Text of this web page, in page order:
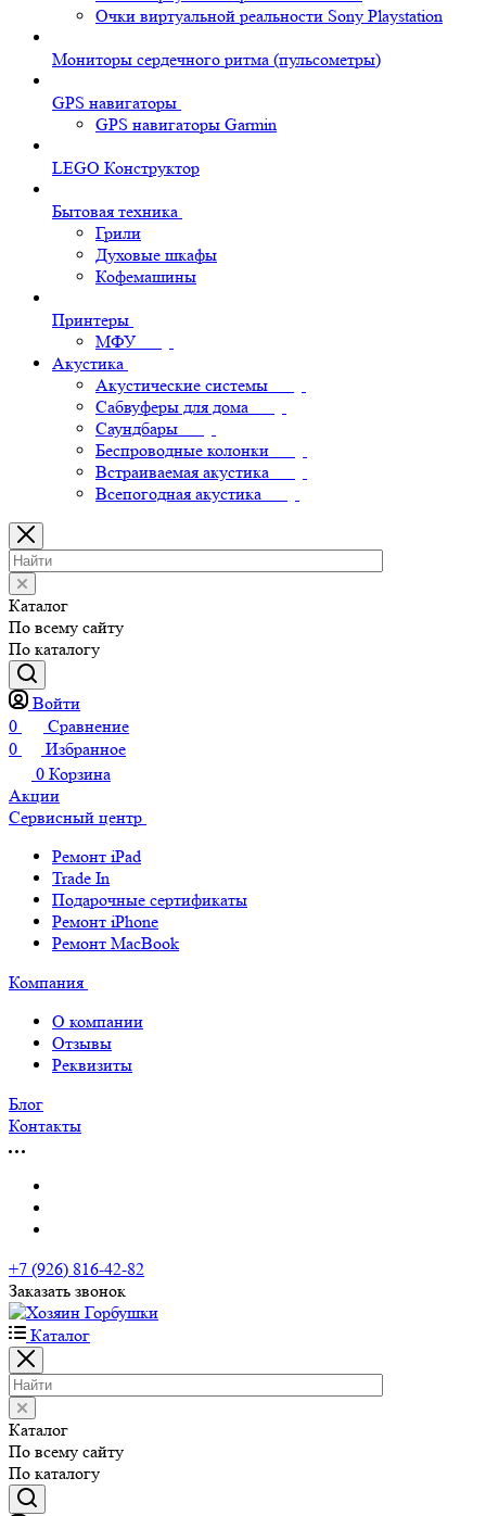
Очки виртуальной реальности Sony Playstation
Мониторы сердечного ритма (пульсометры)
GPS навигаторы
GPS навигаторы Garmin
LEGO Конструктор
Бытовая техника
Грили
Духовые шкафы
Кофемашины
Принтеры
МФУ
Акустика
Акустические системы
Сабвуферы для дома
Саундбары
Беспроводные колонки
Встраиваемая акустика
Всепогодная акустика
Каталог
По всему сайту
По каталогу
Войти
0
Сравнение
0
Избранное
0 Корзина
Акции
Сервисный центр
Ремонт iPad
Trade In
Подарочные сертификаты
Ремонт iPhone
Ремонт MacBook
Компания
О компании
Отзывы
Реквизиты
Блог
Контакты
+7 (926) 816-42-82
Заказать звонок
Каталог
Каталог
По всему сайту
По каталогу